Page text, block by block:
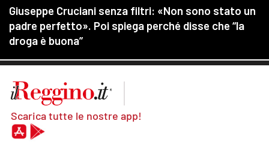
Scarica tutte le nostre app!